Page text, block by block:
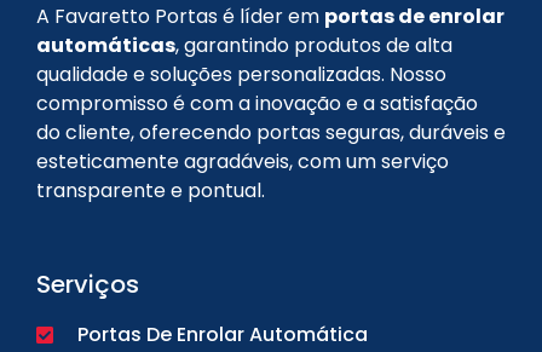
A Favaretto Portas é líder em portas de enrolar
automáticas, garantindo produtos de alta
qualidade e soluções personalizadas. Nosso
compromisso é com a inovação e a satisfação
do cliente, oferecendo portas seguras, duráveis e
esteticamente agradáveis, com um serviço
transparente e pontual.
Serviços
Portas De Enrolar Automática